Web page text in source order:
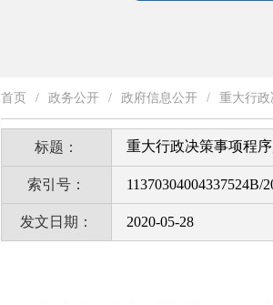
首页 / 政务公开 / 政府信息公开 / 重大行政
标题： 重大行政决策事项程
索引号： 11370304004337524B/
发文日期： 2020-05-28